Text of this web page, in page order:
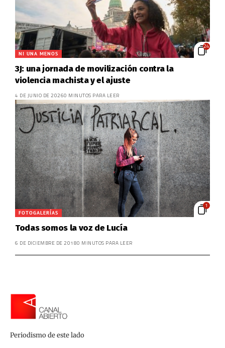
24
NI UNA MENOS
3J: una jornada de movilización contra la
violencia machista y el ajuste
4 DE JUNIO DE 20260 MINUTOS PARA LEER
1
FOTOGALERÍAS
Todas somos la voz de Lucía
6 DE DICIEMBRE DE 20180 MINUTOS PARA LEER
Periodismo de este lado